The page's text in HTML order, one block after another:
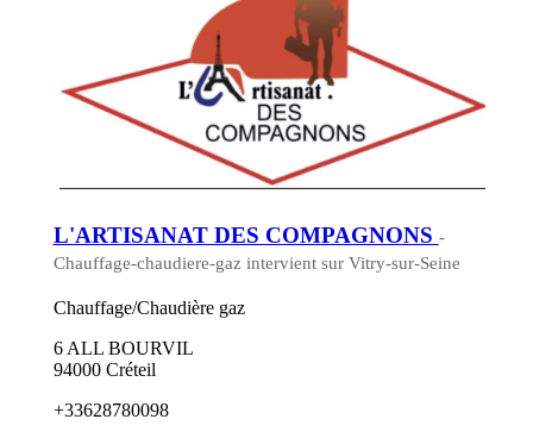
L'ARTISANAT DES COMPAGNONS -
Chauffage-chaudiere-gaz intervient sur Vitry-sur-Seine
Chauffage/Chaudière gaz
6 ALL BOURVIL
94000 Créteil
+33628780098